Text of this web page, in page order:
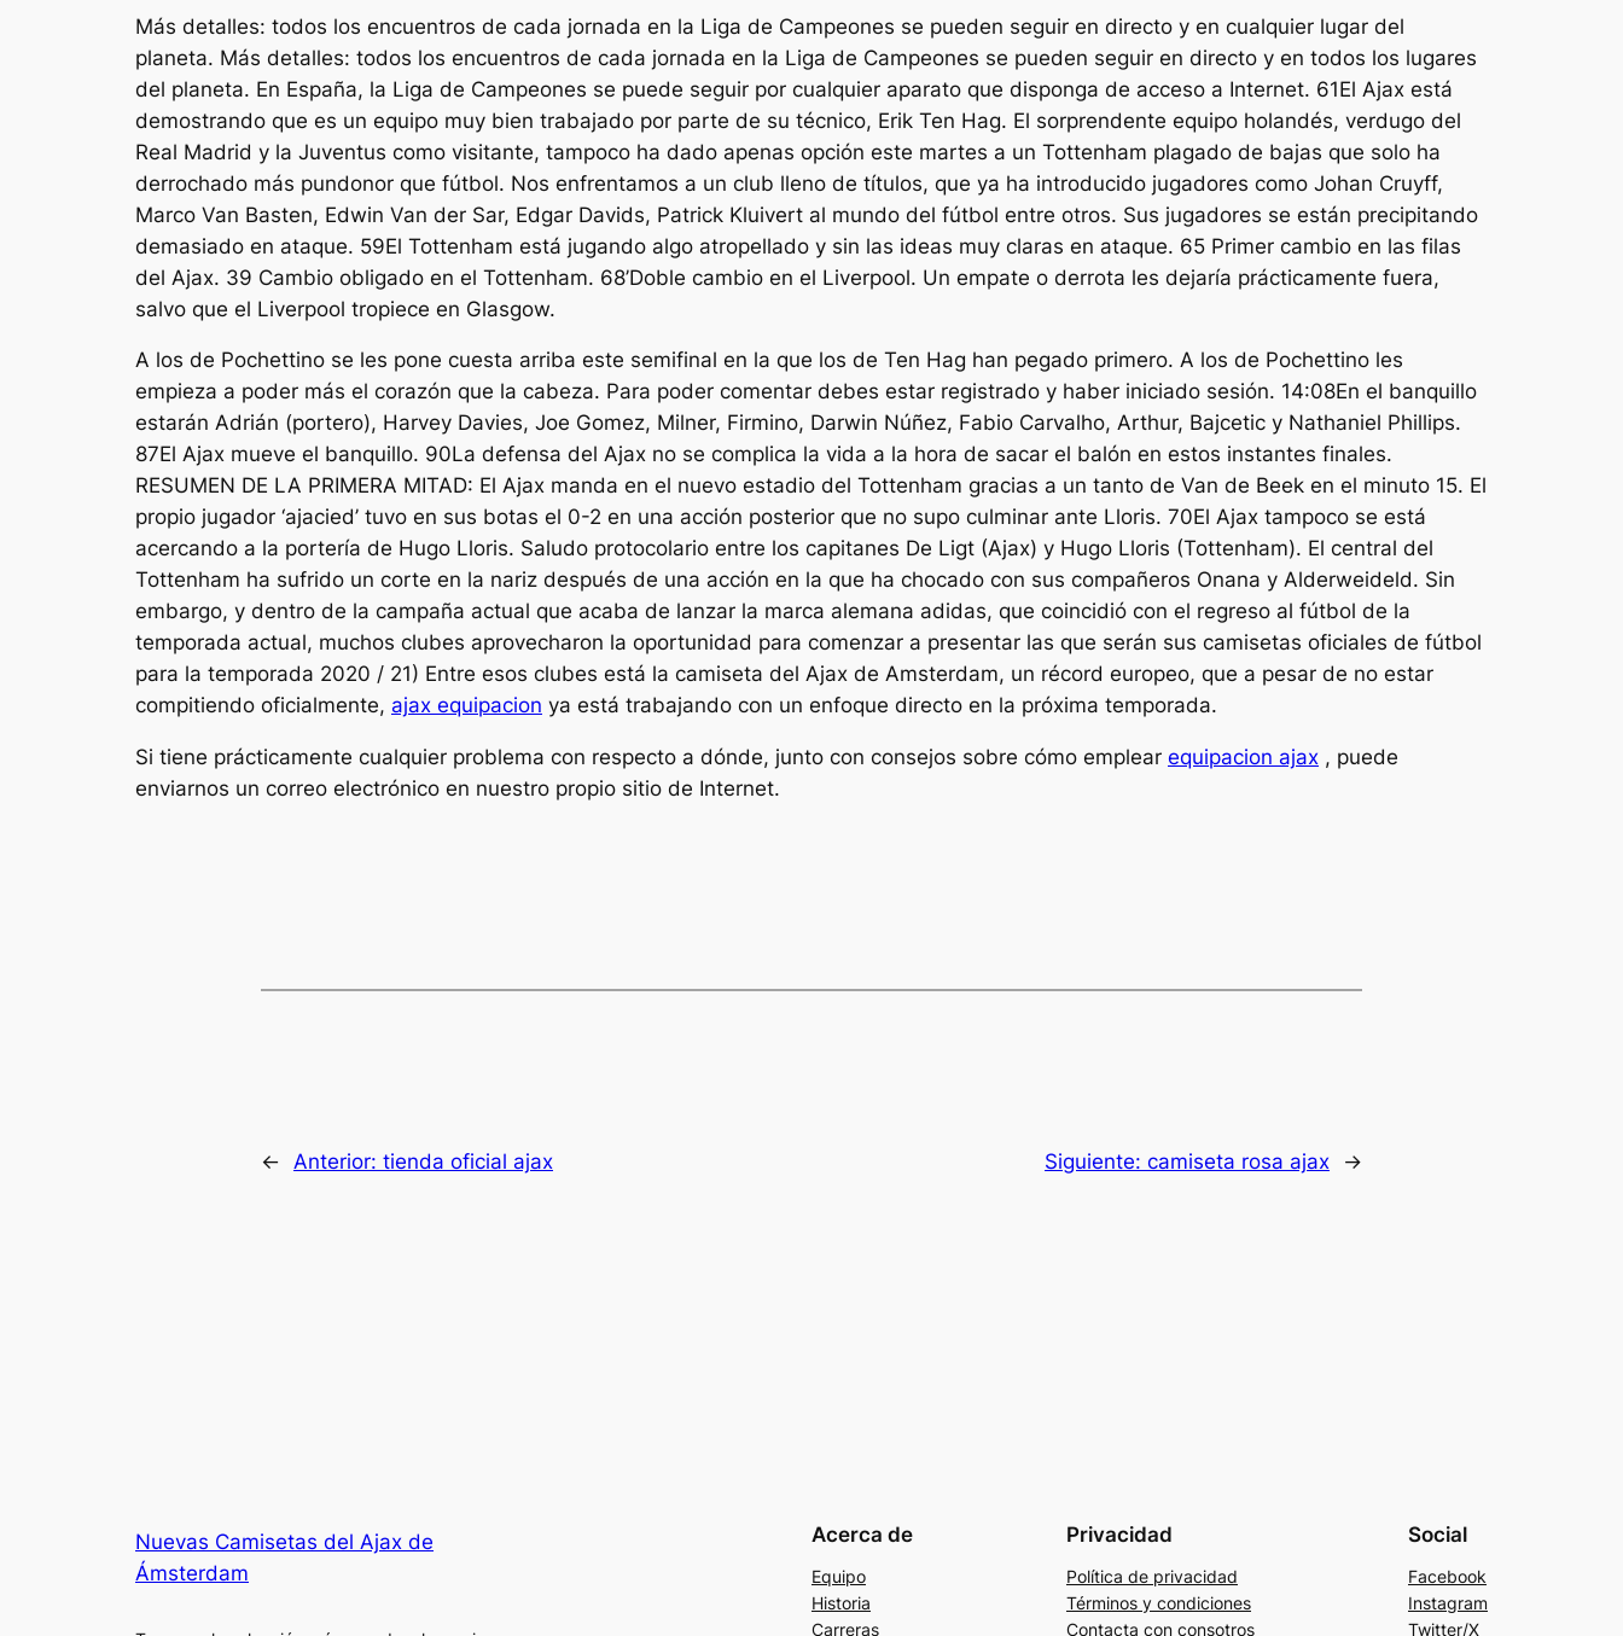
Más detalles: todos los encuentros de cada jornada en la Liga de Campeones se pueden seguir en directo y en cualquier lugar del
planeta. Más detalles: todos los encuentros de cada jornada en la Liga de Campeones se pueden seguir en directo y en todos los lugares
del planeta. En España, la Liga de Campeones se puede seguir por cualquier aparato que disponga de acceso a Internet. 61El Ajax está
demostrando que es un equipo muy bien trabajado por parte de su técnico, Erik Ten Hag. El sorprendente equipo holandés, verdugo del
Real Madrid y la Juventus como visitante, tampoco ha dado apenas opción este martes a un Tottenham plagado de bajas que solo ha
derrochado más pundonor que fútbol. Nos enfrentamos a un club lleno de títulos, que ya ha introducido jugadores como Johan Cruyff,
Marco Van Basten, Edwin Van der Sar, Edgar Davids, Patrick Kluivert al mundo del fútbol entre otros. Sus jugadores se están precipitando
demasiado en ataque. 59El Tottenham está jugando algo atropellado y sin las ideas muy claras en ataque. 65 Primer cambio en las filas
del Ajax. 39 Cambio obligado en el Tottenham. 68’Doble cambio en el Liverpool. Un empate o derrota les dejaría prácticamente fuera,
salvo que el Liverpool tropiece en Glasgow.
A los de Pochettino se les pone cuesta arriba este semifinal en la que los de Ten Hag han pegado primero. A los de Pochettino les
empieza a poder más el corazón que la cabeza. Para poder comentar debes estar registrado y haber iniciado sesión. 14:08En el banquillo
estarán Adrián (portero), Harvey Davies, Joe Gomez, Milner, Firmino, Darwin Núñez, Fabio Carvalho, Arthur, Bajcetic y Nathaniel Phillips.
87El Ajax mueve el banquillo. 90La defensa del Ajax no se complica la vida a la hora de sacar el balón en estos instantes finales.
RESUMEN DE LA PRIMERA MITAD: El Ajax manda en el nuevo estadio del Tottenham gracias a un tanto de Van de Beek en el minuto 15. El
propio jugador ‘ajacied’ tuvo en sus botas el 0-2 en una acción posterior que no supo culminar ante Lloris. 70El Ajax tampoco se está
acercando a la portería de Hugo Lloris. Saludo protocolario entre los capitanes De Ligt (Ajax) y Hugo Lloris (Tottenham). El central del
Tottenham ha sufrido un corte en la nariz después de una acción en la que ha chocado con sus compañeros Onana y Alderweideld. Sin
embargo, y dentro de la campaña actual que acaba de lanzar la marca alemana adidas, que coincidió con el regreso al fútbol de la
temporada actual, muchos clubes aprovecharon la oportunidad para comenzar a presentar las que serán sus camisetas oficiales de fútbol
para la temporada 2020 / 21) Entre esos clubes está la camiseta del Ajax de Amsterdam, un récord europeo, que a pesar de no estar
compitiendo oficialmente, ajax equipacion ya está trabajando con un enfoque directo en la próxima temporada.
Si tiene prácticamente cualquier problema con respecto a dónde, junto con consejos sobre cómo emplear equipacion ajax , puede
enviarnos un correo electrónico en nuestro propio sitio de Internet.
← Anterior: tienda oficial ajax Siguiente: camiseta rosa ajax →
Nuevas Camisetas del Ajax de
Ámsterdam
Acerca de
Equipo
Historia
Carreras
Privacidad
Política de privacidad
Términos y condiciones
Contacta con consotros
Social
Facebook
Instagram
Twitter/X